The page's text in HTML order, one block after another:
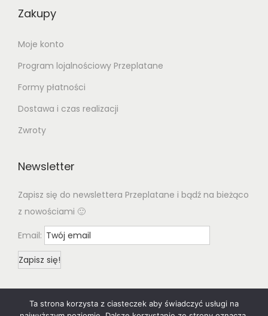
Zakupy
Moje konto
Program lojalnościowy Przeplatane
Formy płatności
Dostawa i czas realizacji
Zwroty
Newsletter
Zapisz się do newslettera Przeplatane i bądź na bieżąco
z nowościami 🙂
Email:
Ta strona korzysta z ciasteczek aby świadczyć usługi na